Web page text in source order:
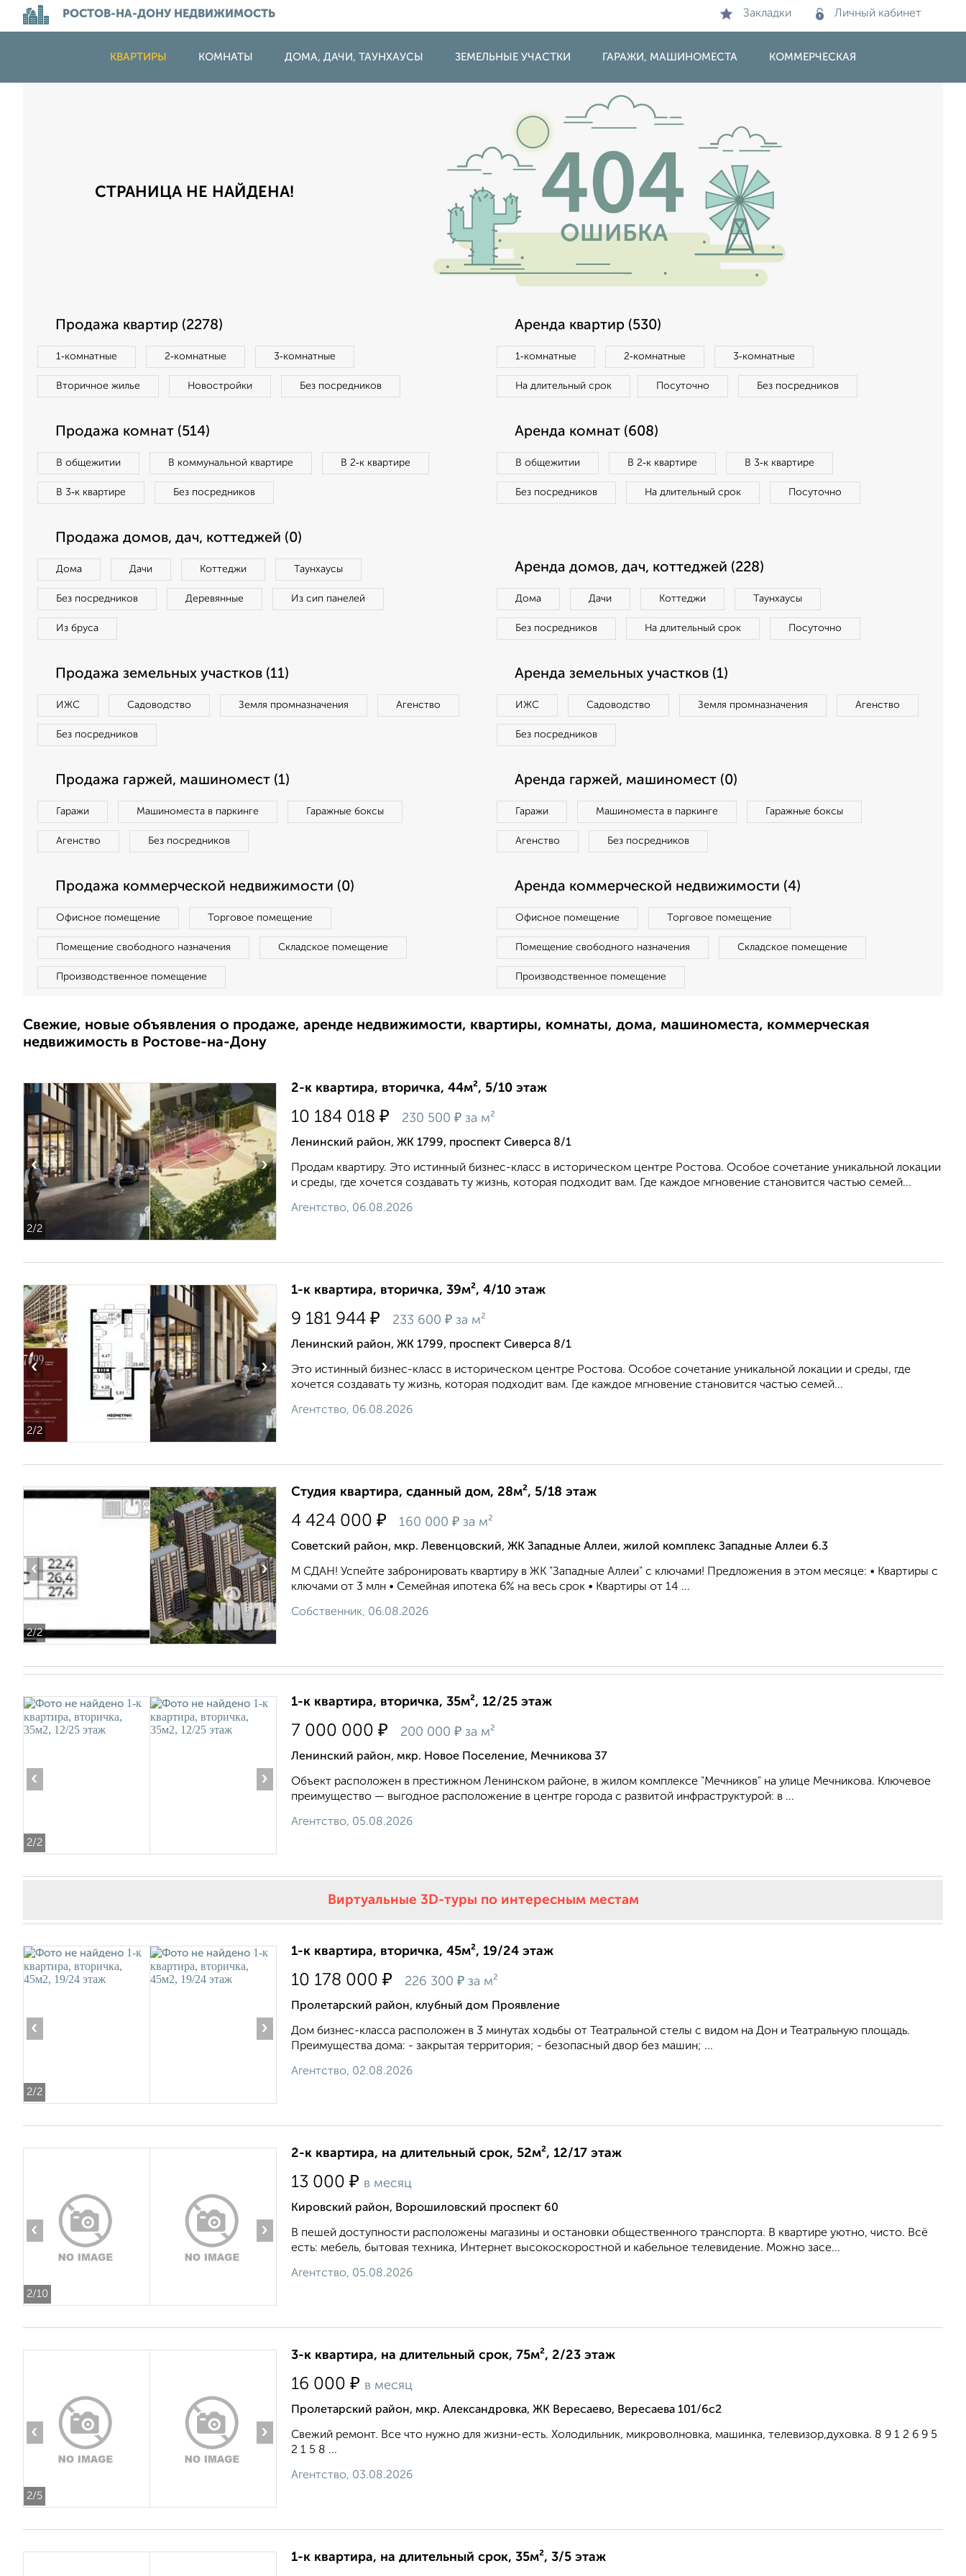
РОСТОВ-НА-ДОНУ НЕДВИЖИМОСТЬ Закладки Личный кабинет
КВАРТИРЫ КОМНАТЫ ДОМА, ДАЧИ, ТАУНХАУСЫ ЗЕМЕЛЬНЫЕ УЧАСТКИ ГАРАЖИ, МАШИНОМЕСТА КОММЕРЧЕСКАЯ
СТРАНИЦА НЕ НАЙДЕНА!
Продажа квартир (2278)
1‑комнатные 2‑комнатные 3‑комнатные
Вторичное жилье Новостройки Без посредников
Аренда квартир (530)
1‑комнатные 2‑комнатные 3‑комнатные
На длительный срок Посуточно Без посредников
Продажа комнат (514)
В общежитии В коммунальной квартире В 2‑к квартире
В 3‑к квартире Без посредников
Аренда комнат (608)
В общежитии В 2‑к квартире В 3‑к квартире
Без посредников На длительный срок Посуточно
Продажа домов, дач, коттеджей (0)
Дома Дачи Коттеджи Таунхаусы
Без посредников Деревянные Из сип панелей
Из бруса
Аренда домов, дач, коттеджей (228)
Дома Дачи Коттеджи Таунхаусы
Без посредников На длительный срок Посуточно
Продажа земельных участков (11)
ИЖС Садоводство Земля промназначения Агенство
Без посредников
Аренда земельных участков (1)
ИЖС Садоводство Земля промназначения Агенство
Без посредников
Продажа гаржей, машиномест (1)
Гаражи Машиноместа в паркинге Гаражные боксы
Агенство Без посредников
Аренда гаржей, машиномест (0)
Гаражи Машиноместа в паркинге Гаражные боксы
Агенство Без посредников
Продажа коммерческой недвижимости (0)
Офисное помещение Торговое помещение
Помещение свободного назначения Складское помещение
Производственное помещение
Аренда коммерческой недвижимости (4)
Офисное помещение Торговое помещение
Помещение свободного назначения Складское помещение
Производственное помещение
Свежие, новые объявления о продаже, аренде недвижимости, квартиры, комнаты, дома, машиноместа, коммерческая
недвижимость в Ростове-на-Дону
2/2
‹ ›
2-к квартира, вторичка, 44м², 5/10 этаж
10 184 018 ₽ 230 500 ₽ за м²
Ленинский район, ЖК 1799, проспект Сиверса 8/1
Продам квартиру. Это истинный бизнес-класс в историческом центре Ростова. Особое сочетание уникальной локации
и среды, где хочется создавать ту жизнь, которая подходит вам. Где каждое мгновение становится частью семей...
Агентство, 06.08.2026
2/2
‹ ›
1-к квартира, вторичка, 39м², 4/10 этаж
9 181 944 ₽ 233 600 ₽ за м²
Ленинский район, ЖК 1799, проспект Сиверса 8/1
Это истинный бизнес-класс в историческом центре Ростова. Особое сочетание уникальной локации и среды, где
хочется создавать ту жизнь, которая подходит вам. Где каждое мгновение становится частью семей...
Агентство, 06.08.2026
2/2
‹ ›
Студия квартира, сданный дом, 28м², 5/18 этаж
4 424 000 ₽ 160 000 ₽ за м²
Советский район, мкр. Левенцовский, ЖК Западные Аллеи, жилой комплекс Западные Аллеи 6.3
М СДАН! Успейте забронировать квартиру в ЖК "Западные Аллеи" с ключами! Предложения в этом месяце: • Квартиры с
ключами от 3 млн • Семейная ипотека 6% на весь срок • Квартиры от 14 ...
Собственник, 06.08.2026
2/2
‹ ›
1-к квартира, вторичка, 35м², 12/25 этаж
7 000 000 ₽ 200 000 ₽ за м²
Ленинский район, мкр. Новое Поселение, Мечникова 37
Объект расположен в престижном Ленинском районе, в жилом комплексе "Мечников" на улице Мечникова. Ключевое
преимущество — выгодное расположение в центре города с развитой инфраструктурой: в ...
Агентство, 05.08.2026
Виртуальные 3D-туры по интересным местам
2/2
‹ ›
1-к квартира, вторичка, 45м², 19/24 этаж
10 178 000 ₽ 226 300 ₽ за м²
Пролетарский район, клубный дом Проявление
Дом бизнес-класса расположен в 3 минутах ходьбы от Театральной стелы с видом на Дон и Театральную площадь.
Преимущества дома: - закрытая территория; - безопасный двор без машин; ...
Агентство, 02.08.2026
2/10
‹ ›
2-к квартира, на длительный срок, 52м², 12/17 этаж
13 000 ₽ в месяц
Кировский район, Ворошиловский проспект 60
В пешей доступности расположены магазины и остановки общественного транспорта. В квартире уютно, чисто. Всё
есть: мебель, бытовая техника, Интернет высокоскоростной и кабельное телевидение. Можно засе...
Агентство, 05.08.2026
2/5
‹ ›
3-к квартира, на длительный срок, 75м², 2/23 этаж
16 000 ₽ в месяц
Пролетарский район, мкр. Александровка, ЖК Вересаево, Вересаева 101/6с2
Свежий ремонт. Все что нужно для жизни-есть. Холодильник, микроволновка, машинка, телевизор,духовка. 8 9 1 2 6 9 5
2 1 5 8 ...
Агентство, 03.08.2026
1-к квартира, на длительный срок, 35м², 3/5 этаж